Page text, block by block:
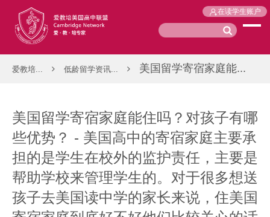
在读学生账户
爱教培... 低龄留学资讯... 美国留学寄宿家庭能...
美国留学寄宿家庭能住吗？对孩子有哪
些优势？ - 美国高中的寄宿家庭主要承
担的是学生在校外的监护责任，主要是
帮助学校来管理学生的。对于很多想送
孩子去美国读中学的家长来说，住美国